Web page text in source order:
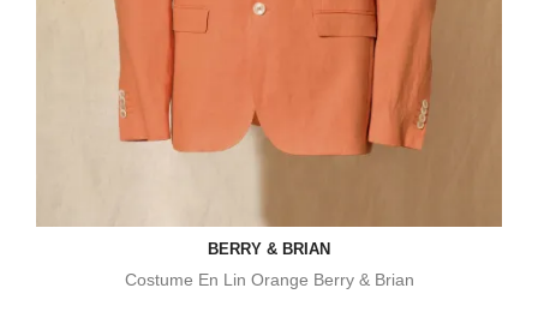
BERRY & BRIAN
Costume En Lin Orange Berry & Brian